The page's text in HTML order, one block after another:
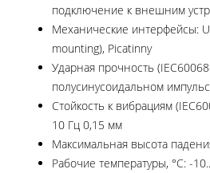
подключение к внешним
Механические интерфейсы:
mounting), Picatinny
Ударная прочность
полусинусоидальном
Стойкость к вибрациям
10 Гц 0,15 мм
Максимальная высота
Рабочие температуры, °C: -